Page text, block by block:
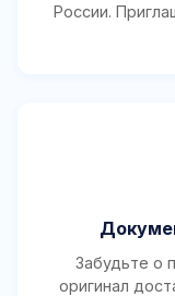
России.
Забудьте о
оригинал